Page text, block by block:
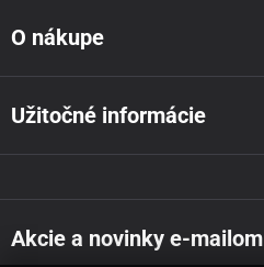
O nákupe
Užitočné informácie
Akcie a novinky e-mailom